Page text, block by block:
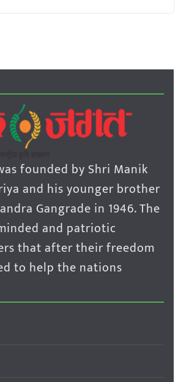
founded by Shri Manik
and his younger brother
Gangrade in 1946. The
and patriotic
that after their freedom
to help the nations